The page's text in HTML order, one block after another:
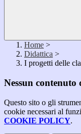
Home >
Didattica >
I progetti delle
Nessun contenuto
Questo sito o gli
cookie necessari al
COOKIE POLICY.